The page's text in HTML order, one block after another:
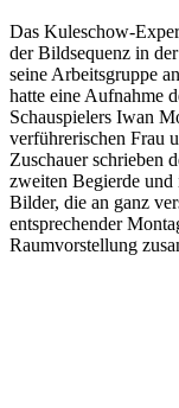
Das Kuleschow-
der Bildsequenz in der
seine Arbeitsgruppe
hatte eine Aufnahme
Schauspielers Iwan
verführerischen Frau
Zuschauer schrieben
zweiten Begierde
Bilder, die an ganz
entsprechender
Raumvorstellung